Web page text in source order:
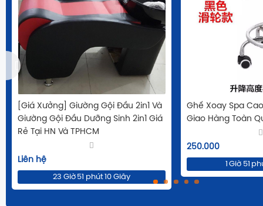
[Giá Xưởng] Giường Gội Đầu 2in1 Và
Giường Gội Đầu Dưỡng Sinh 2in1 Giá
Rẻ Tại HN Và TPHCM
Liên hệ
23 Giờ 51 phút 09 Giây
Ghế Xoay Spa
Giao Hàng Toàn
250.000
Giờ 51